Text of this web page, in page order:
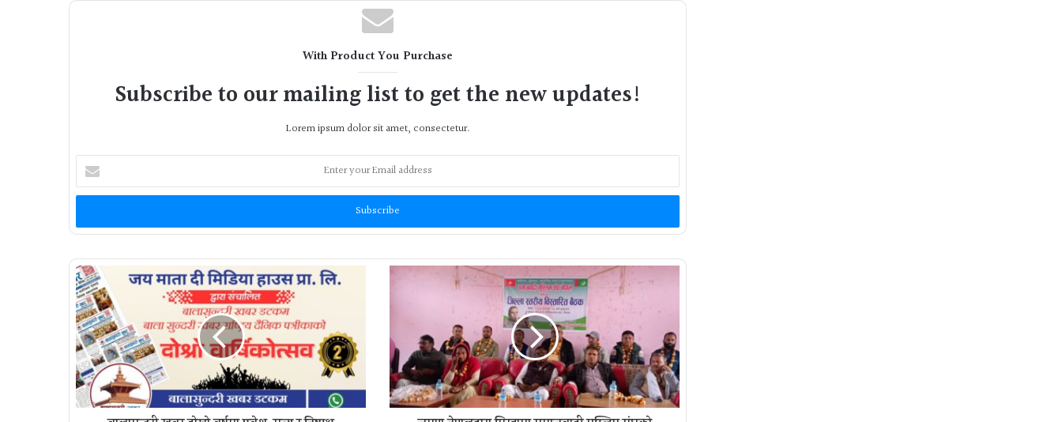
With Product You Purchase
Subscribe to our mailing list to get the new updates!
Lorem ipsum dolor sit amet, consectetur.
Enter
your
Email